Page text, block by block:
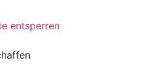
entsperren